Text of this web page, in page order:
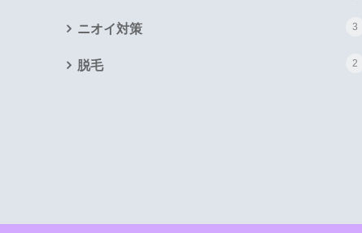
ニオイ対策 3
脱毛 2